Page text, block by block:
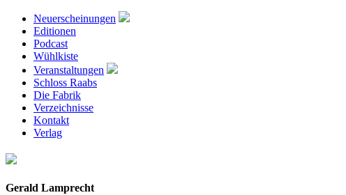
Neuerscheinungen
Editionen
Podcast
Wühlkiste
Veranstaltungen
Schloss Raabs
Die Fabrik
Verzeichnisse
Kontakt
Verlag
Gerald Lamprecht